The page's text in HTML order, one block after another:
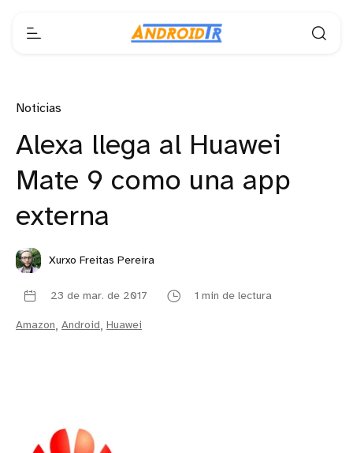
Noticias
Alexa llega al Huawei
Mate 9 como una app
externa
Xurxo Freitas Pereira
23 de mar. de 2017 1 min de lectura
Amazon, Android, Huawei